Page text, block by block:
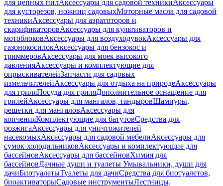
для цепных пилАксессуары для садовой техникиАксессуары
для кусторезов, ножниц садовыхМоторные масла для садовой
техникиАксессуары для аэратоторов и
скарификаторовАксессуары для культиваторов и
мотоблоковАксессуары для воздуходувокАксессуары для
газонокосилокАксессуары для бензокос и
триммеровАксессуары для моек высокого
давленияАксессуары и комплектующие для
опрыскивателейЗапчасти для садовых
измельчителейАксессуары для отдыха на природеАксессуары
для гриляПосуда для гриляДополнительное оснащение для
грилейАксессуары для мангалов, тандыровШампуры,
решетки для мангаловАксессуары для
копченияКомплектующие для батутовСредства для
розжигаАксессуары для уничтожителей
насекомыхАксессуары для садовой мебелиАксессуары для
сумок-холодильниковАксессуары и комплектующие для
бассейновАксессуары для бассейновХимия для
бассейновДачные души и туалеты Умывальники, души для
дачиБиотуалетыТуалеты для дачиСредства для биотуалетов,
биоактиваторыСадовые инструментыЛестницы,